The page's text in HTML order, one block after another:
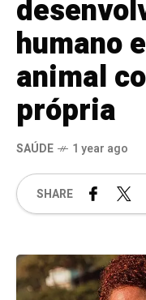
humano
animal
própria
SAÚDE 1 year ago
SHARE